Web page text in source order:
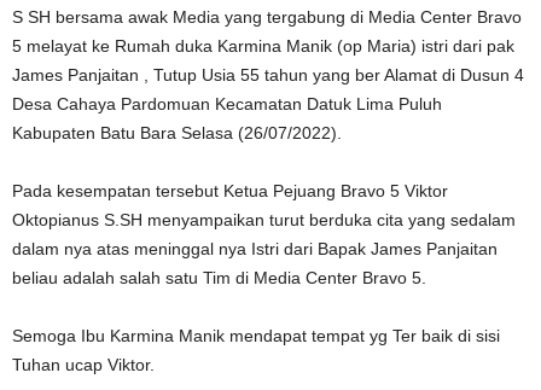
S SH bersama awak Media yang tergabung di Media Center Bravo
5 melayat ke Rumah duka Karmina Manik (op Maria) istri dari pak
James Panjaitan , Tutup Usia 55 tahun yang ber Alamat di Dusun 4
Desa Cahaya Pardomuan Kecamatan Datuk Lima Puluh
Kabupaten Batu Bara Selasa (26/07/2022).
Pada kesempatan tersebut Ketua Pejuang Bravo 5 Viktor
Oktopianus S.SH menyampaikan turut berduka cita yang sedalam
dalam nya atas meninggal nya Istri dari Bapak James Panjaitan
beliau adalah salah satu Tim di Media Center Bravo 5.
Semoga Ibu Karmina Manik mendapat tempat yg Ter baik di sisi
Tuhan ucap Viktor.